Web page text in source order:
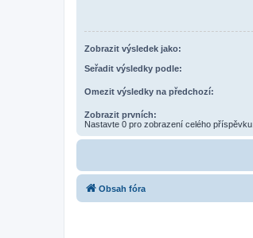
Zobrazit výsledek jako:
Seřadit výsledky podle:
Omezit výsledky na předchozí:
Zobrazit prvních:
Nastavte 0 pro zobrazení celého příspěvku.
Obsah fóra